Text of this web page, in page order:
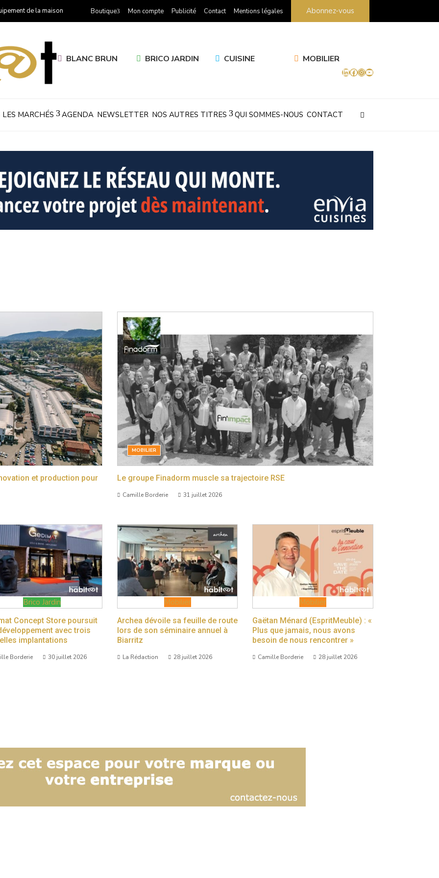
de la maison Boutique Mon compte Publicité Contact Mentions légales Abonnez-vous
BLANC BRUN BRICO JARDIN CUISINE
MOBILIER
LinkedIn
Facebook
Instagram
YouTube
LES MARCHÉS AGENDA NEWSLETTER NOS AUTRES TITRES QUI SOMMES-NOUS CONTACT
et production pour
MOBILIER
Le groupe Finadorm muscle sa trajectoire RSE
Camille Borderie 31 juillet 2026
Brico Jardin
Concept Store poursuit
avec trois
implantations
Borderie 30 juillet 2026
Mobilier
Archea dévoile sa feuille de route
lors de son séminaire annuel à
Biarritz
La Rédaction 28 juillet 2026
Mobilier
Gaëtan Ménard (EspritMeuble) : «
Plus que jamais, nous avons
besoin de nous rencontrer »
Camille Borderie 28 juillet 2026